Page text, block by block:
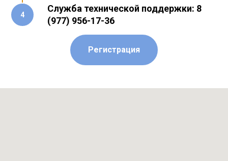
Служба технической поддержки: 8
(977) 956-17-36
Регистрация